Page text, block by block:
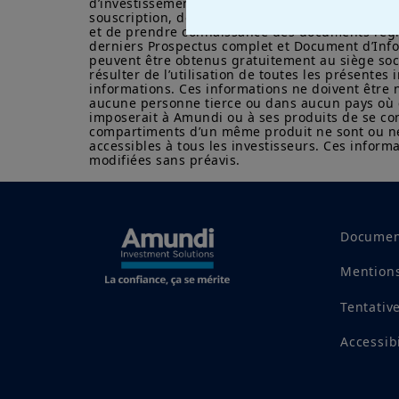
souscription, de s’assurer de la compatibilité
et de prendre connaissance des documents
derniers Prospectus complet et Document
peuvent être obtenus gratuitement au siège
résulter de l’utilisation de toutes les
informations. Ces informations ne doivent être
aucune personne tierce ou dans aucun pays
imposerait à Amundi ou à ses produits de se
compartiments d’un même produit ne sont ou
accessibles à tous les investisseurs. Ces
modifiées sans préavis.